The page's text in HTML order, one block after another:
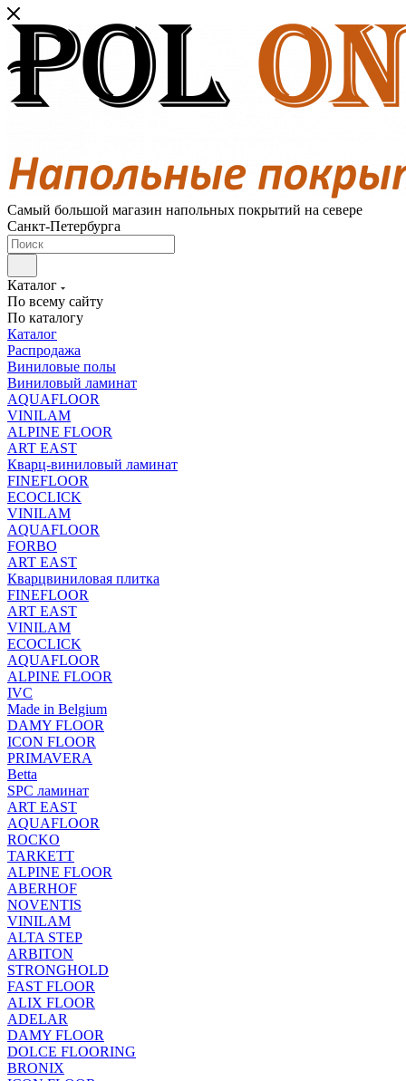
Самый большой магазин напольных покрытий на севере
Санкт-Петербурга
Каталог
По всему сайту
По каталогу
Каталог
Распродажа
Виниловые полы
Виниловый ламинат
AQUAFLOOR
VINILAM
ALPINE FLOOR
ART EAST
Кварц-виниловый ламинат
FINEFLOOR
ECOCLICK
VINILAM
AQUAFLOOR
FORBO
ART EAST
Кварцвиниловая плитка
FINEFLOOR
ART EAST
VINILAM
ECOCLICK
AQUAFLOOR
ALPINE FLOOR
IVC
Made in Belgium
DAMY FLOOR
ICON FLOOR
PRIMAVERA
Betta
SPC ламинат
ART EAST
AQUAFLOOR
ROCKO
TARKETT
ALPINE FLOOR
ABERHOF
NOVENTIS
VINILAM
ALTA STEP
ARBITON
STRONGHOLD
FAST FLOOR
ALIX FLOOR
ADELAR
DAMY FLOOR
DOLCE FLOORING
BRONIX